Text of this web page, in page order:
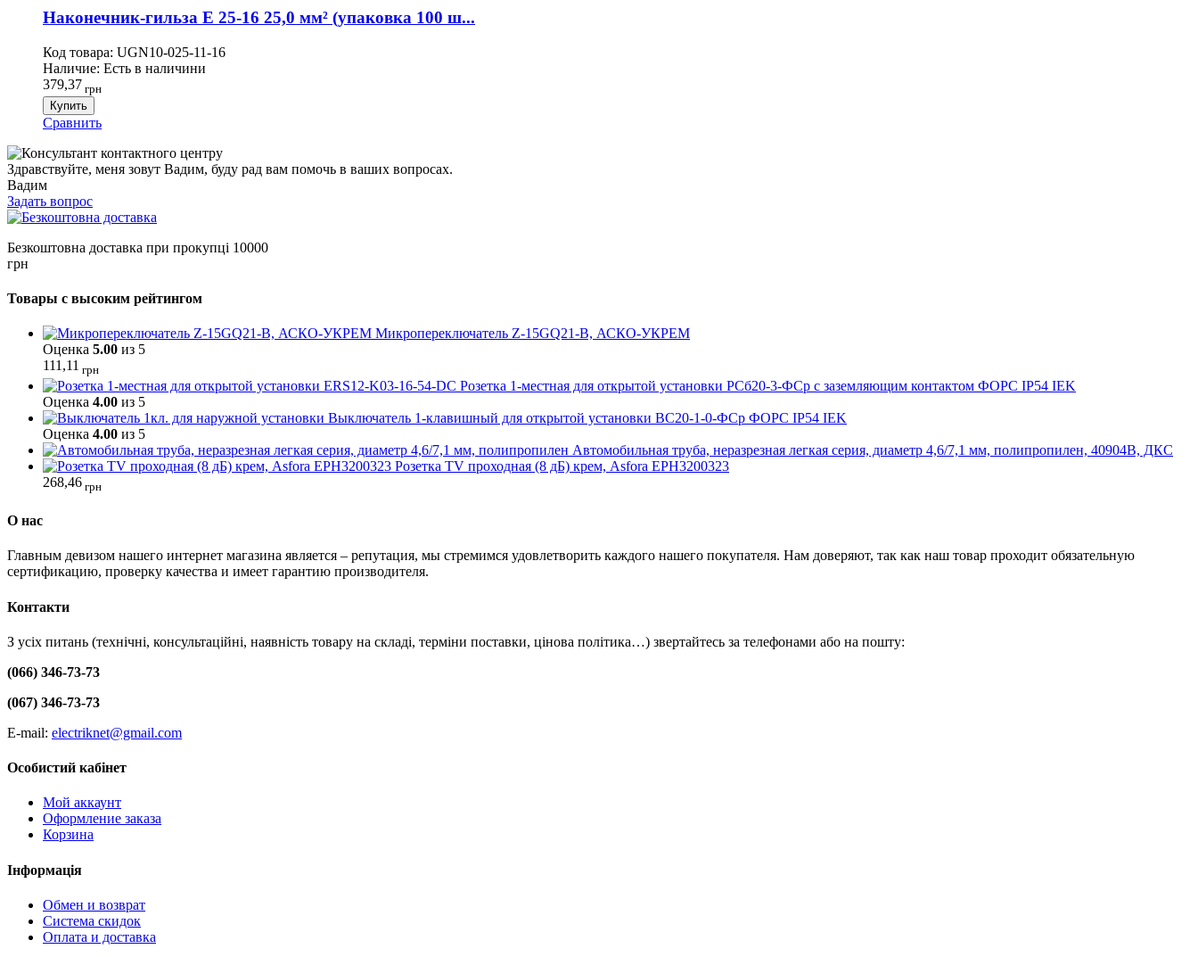
Наконечник-гильза Е 25-16 25,0 мм² (упаковка 100 ш...
Код товара: UGN10-025-11-16
Наличие: Есть в наличини
379,37 грн
Купить
Сравнить
Здравствуйте, меня зовут Вадим, буду рад вам помочь в ваших вопросах.
Вадим
Задать вопрос
Безкоштовна доставка при прокупці 10000
грн
Товары с высоким рейтингом
Микропереключатель Z-15GQ21-B, АСКО-УКРЕМ
Оценка 5.00 из 5
111,11 грн
Розетка 1-местная для открытой установки РСб20-3-ФСр с заземляющим контактом ФОРС IP54 IEK
Оценка 4.00 из 5
Выключатель 1-клавишный для открытой установки ВС20-1-0-ФСр ФОРС IP54 IEK
Оценка 4.00 из 5
Автомобильная труба, неразрезная легкая серия, диаметр 4,6/7,1 мм, полипропилен, 40904B, ДКС
Розетка TV проходная (8 дБ) крем, Asfora EPH3200323
268,46 грн
О нас
Главным девизом нашего интернет магазина является – репутация, мы стремимся удовлетворить каждого нашего покупателя. Нам доверяют, так как наш товар проходит обязательную
сертификацию, проверку качества и имеет гарантию производителя.
Контакти
З усіх питань (технічні, консультаційні, наявність товару на складі, терміни поставки, цінова політика…) звертайтесь за телефонами або на пошту:
(066) 346-73-73
(067) 346-73-73
E-mail: electriknet@gmail.com
Особистий кабінет
Мой аккаунт
Оформление заказа
Корзина
Інформація
Обмен и возврат
Система скидок
Оплата и доставка